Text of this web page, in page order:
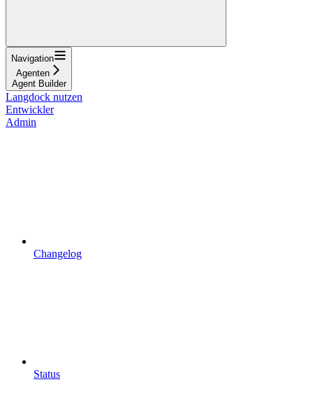
Navigation
Agenten
Agent Builder
Langdock nutzen
Entwickler
Admin
Changelog
Status